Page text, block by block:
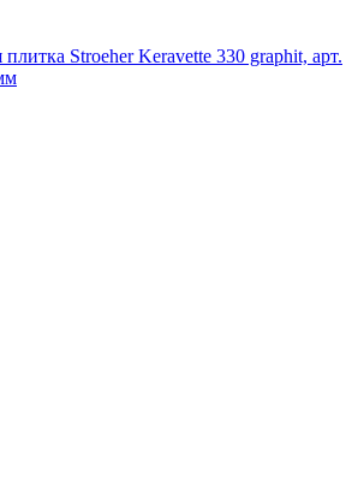
Stroeher Keravette 330 graphit, арт.